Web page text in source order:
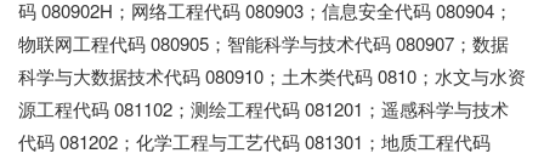
码 080902H；网络工程代码 080903；信息安全代码 080904；
物联网工程代码 080905；智能科学与技术代码 080907；数据
科学与大数据技术代码 080910；土木类代码 0810；水文与水资
源工程代码 081102；测绘工程代码 081201；遥感科学与技术
代码 081202；化学工程与工艺代码 081301；地质工程代码